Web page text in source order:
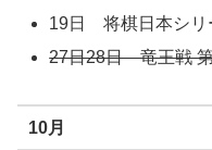
19日 将棋日本シリ
27日28日 竜王戦
10月